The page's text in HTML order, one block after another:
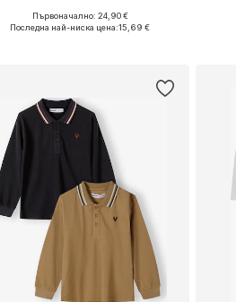
Предлага се в много размери
Първоначално: 24,90 €
Последна най-ниска цена:15,69 €